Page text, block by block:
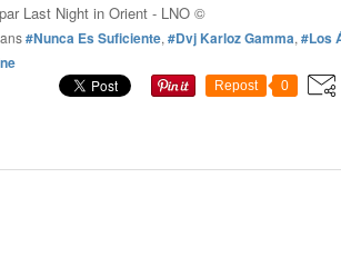
Last Night in Orient - LNO ©
#Nunca Es Suficiente, #Dvj Karloz Gamma, #Los
Repost 0